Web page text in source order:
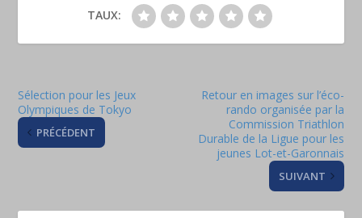
TAUX:
Sélection pour les Jeux
Olympiques de Tokyo
PRÉCÉDENT
Retour en images sur l’éco-
rando organisée par la
Commission Triathlon
Durable de la Ligue pour les
jeunes Lot-et-Garonnais
SUIVANT